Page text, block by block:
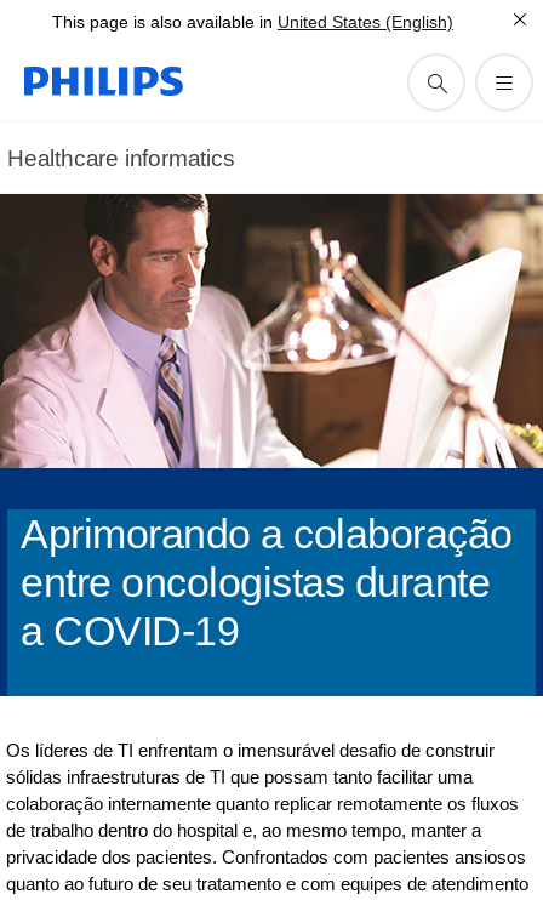
This page is also available in United States (English)
Healthcare informatics
Aprimorando a colaboração
entre oncologistas durante
a COVID-19
Os líderes de TI enfrentam o imensurável desafio de construir
sólidas infraestruturas de TI que possam tanto facilitar uma
colaboração internamente quanto replicar remotamente os fluxos
de trabalho dentro do hospital e, ao mesmo tempo, manter a
privacidade dos pacientes. Confrontados com pacientes ansiosos
quanto ao futuro de seu tratamento e com equipes de atendimento